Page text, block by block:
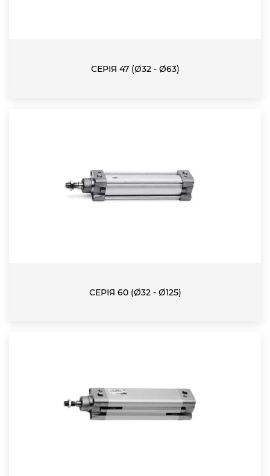
СЕРІЯ 47 (Ø32 - Ø63)
СЕРІЯ 60 (Ø32 - Ø125)